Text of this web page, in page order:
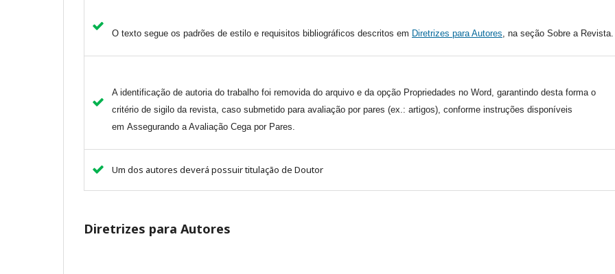
O texto segue os padrões de estilo e requisitos bibliográficos descritos em Diretrizes para Autores , na seção Sobre a Revista.
A identificação de autoria do trabalho foi removida do arquivo e da opção Propriedades no Word, garantindo desta forma o
critério de sigilo da revista, caso submetido para avaliação por pares (ex.: artigos), conforme instruções disponíveis
em Assegurando a Avaliação Cega por Pares
Um dos autores deverá possuir titulação de Doutor
Diretrizes para Autores